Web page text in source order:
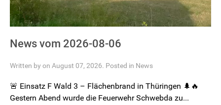
News vom 2026-08-06
Written by on August 07, 2026. Posted in News
🚨 Einsatz F Wald 3 – Flächenbrand in Thüringen 🌲🔥
Gestern Abend wurde die Feuerwehr Schwebda zu...